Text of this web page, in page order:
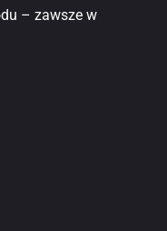
– zawsze w